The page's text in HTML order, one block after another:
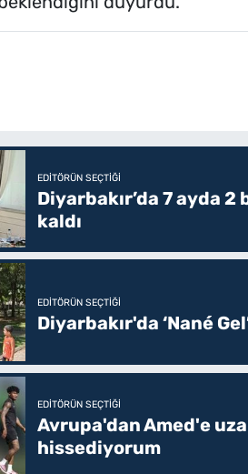
EDITÖRÜN SEÇTIĞI
Diyarbakır’da 7 ayda
kaldı
EDITÖRÜN SEÇTIĞI
Diyarbakır'da ‘Nané
EDITÖRÜN SEÇTIĞI
Avrupa'dan Amed'e
hissediyorum